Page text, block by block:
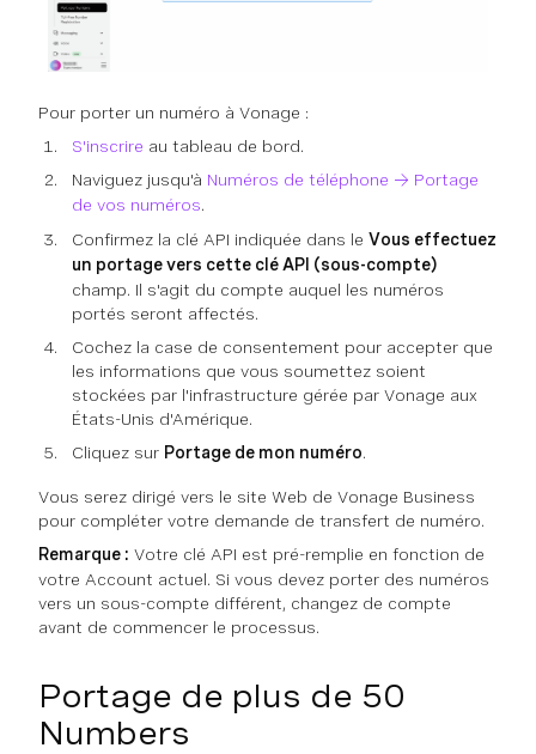
Pour porter un numéro à Vonage :
S'inscrire au tableau de bord.
Naviguez jusqu'à Numéros de téléphone → Portage
de vos numéros.
Confirmez la clé API indiquée dans le Vous effectuez
un portage vers cette clé API (sous-compte)
champ. Il s'agit du compte auquel les numéros
portés seront affectés.
Cochez la case de consentement pour accepter que
les informations que vous soumettez soient
stockées par l'infrastructure gérée par Vonage aux
États-Unis d'Amérique.
Cliquez sur Portage de mon numéro.
Vous serez dirigé vers le site Web de Vonage Business
pour compléter votre demande de transfert de numéro.
Remarque : Votre clé API est pré-remplie en fonction de
votre Account actuel. Si vous devez porter des numéros
vers un sous-compte différent, changez de compte
avant de commencer le processus.
Portage de plus de 50
Numbers